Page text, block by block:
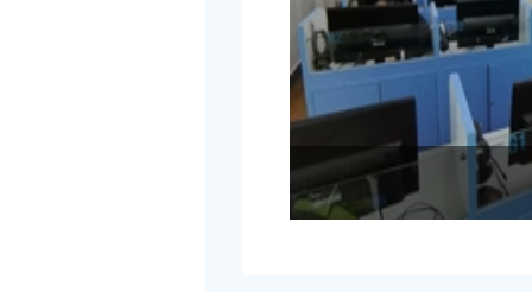
赓续雷锋精神，
外国语与国际教
锋...
为深入学习贯彻雷锋
念日”来临之际，外国